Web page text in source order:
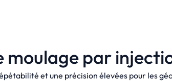
Moules à cavités multiples
moulage par
et une précision élevées pour les